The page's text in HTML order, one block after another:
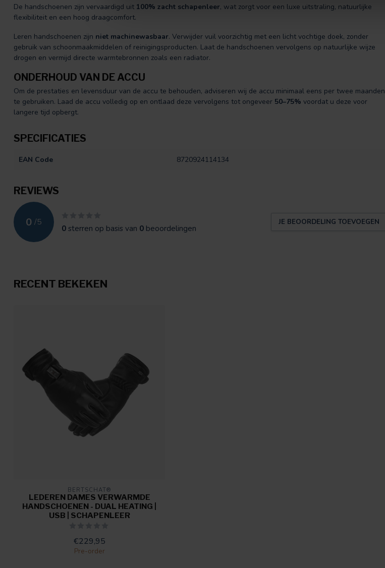
De handschoenen zijn vervaardigd uit 100% zacht schapenleer, wat zorgt voor een luxe uitstraling, natuurlijke
flexibiliteit en een hoog draagcomfort.
Leren handschoenen zijn niet machinewasbaar. Verwijder vuil voorzichtig met een licht vochtige doek, zonder
gebruik van schoonmaakmiddelen of reinigingsproducten. Laat de handschoenen vervolgens op natuurlijke wijze
drogen en vermijd directe warmtebronnen zoals een radiator.
ONDERHOUD VAN DE ACCU
Om de prestaties en levensduur van de accu te behouden, adviseren wij de accu minimaal eens per twee maanden
te gebruiken. Laad de accu volledig op en ontlaad deze vervolgens tot ongeveer 50–75% voordat u deze voor
langere tijd opbergt.
SPECIFICATIES
EAN Code 8720924114134
REVIEWS
0 /5
0sterren op basis van 0 beoordelingen
JE BEOORDELING TOEVOEGEN
RECENT BEKEKEN
BERTSCHAT®
LEDEREN DAMES VERWARMDE
HANDSCHOENEN - DUAL HEATING |
USB | SCHAPENLEER
€229,95
Pre-order